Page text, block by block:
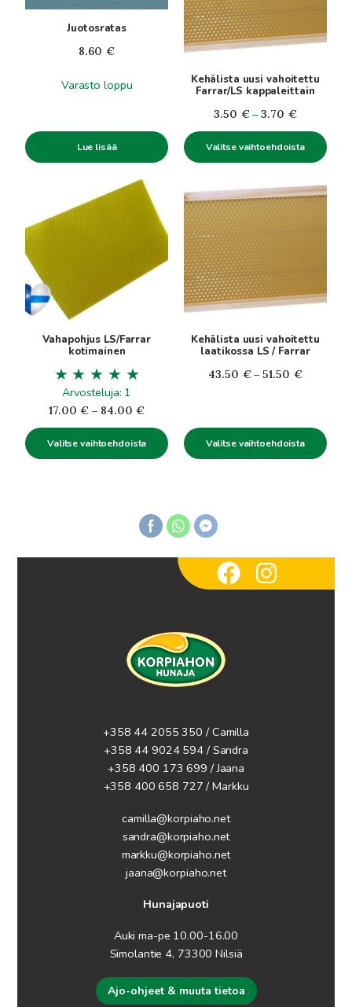
Juotosratas
8.60 €
Varasto loppu
Lue lisää
Kehälista uusi vahoitettu
Farrar/LS kappaleittain
3.50 € – 3.70 €
3.50€
-
3.70€
Valitse vaihtoehdoista
Voit
tehdä
valinnat
sivulla.
Vahapohjus LS/Farrar
kotimainen
Arvosteluja: 1
17.00 € – 84.00 €Hintaluokka:
17.00€
-
Valitse vaihtoehdoista
tuotteella
on
useampi
muunnelma.
Voit
tehdä
valinnat
Kehälista uusi vahoitettu
laatikossa LS / Farrar
43.50 € – 51.50 €
51.50€
Valitse vaihtoehdoista
tuotteella
on
useampi
muunnelma.
Voit
tehdä
valinnat
sivulla.
+358 44 2055 350 / Camilla
+358 44 9024 594 / Sandra
+358 400 173 699 / Jaana
+358 400 658 727 / Markku
camilla@korpiaho.net
sandra@korpiaho.net
markku@korpiaho.net
jaana@korpiaho.net
Hunajapuoti
Auki ma-pe 10.00-16.00
Simolantie 4, 73300 Nilsiä
Ajo-ohjeet & muuta tietoa